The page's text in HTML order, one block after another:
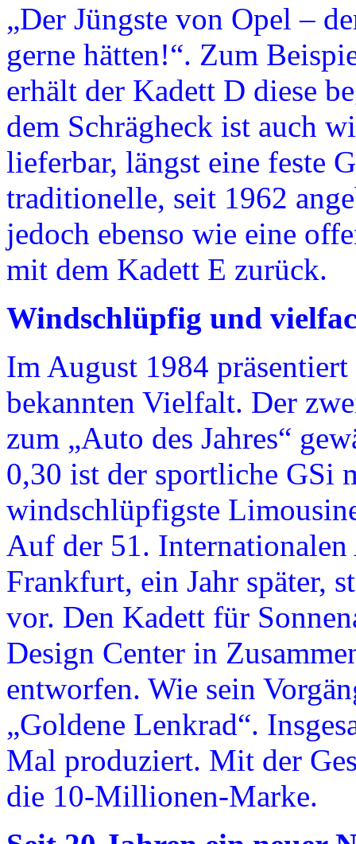
„Der Jüngste von Opel –
gerne hätten!“. Zum
erhält der Kadett D diese
dem Schrägheck ist auch
lieferbar, längst eine feste
traditionelle, seit 1962
jedoch ebenso wie eine
mit dem Kadett E zurück.
Windschlüpfig und
Im August 1984
bekannten Vielfalt. Der
zum „Auto des Jahres“
0,30 ist der sportliche GSi
windschlüpfigste
Auf der 51.
Frankfurt, ein Jahr später,
vor. Den Kadett für
Design Center in
entworfen. Wie sein
„Goldene Lenkrad“.
Mal produziert. Mit der
die 10-Millionen-Marke.